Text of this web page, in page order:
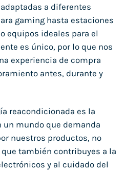
a diferentes
gaming hasta estaciones
equipos ideales para el
es único, por lo que nos
experiencia de compra
antes, durante y
reacondicionada es la
mundo que demanda
nuestros productos, no
también contribuyes a la
y al cuidado del